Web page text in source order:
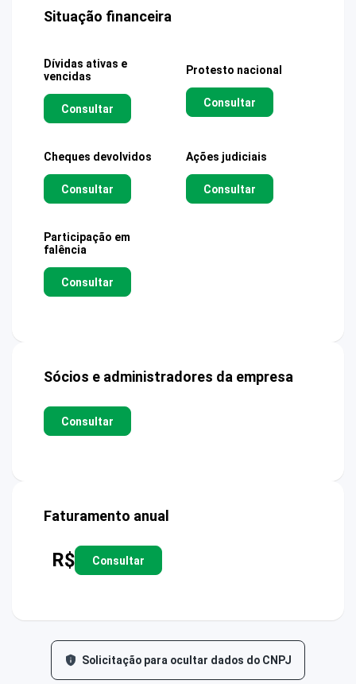
Situação financeira
Dívidas ativas e
vencidas
Consultar
Protesto nacional
Consultar
Cheques devolvidos
Consultar
Ações judiciais
Consultar
Participação em
falência
Consultar
Sócios e administradores da empresa
Consultar
Faturamento anual
R$ Consultar
Solicitação para ocultar dados do CNPJ